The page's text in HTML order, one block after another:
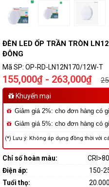
ĐÈN LED ỐP TRẦN TRÒN
ĐÔNG
Mã SP: OP-RD-LN12N170/12W-T
155,000₫ - 263,000₫
Khuyến mại
Giảm giá 2%: cho đơn hàng có
Giảm giá 5%: cho đơn hàng có
(*) Lưu ý: Không áp dụng đồng thời với
Chỉ số hoàn màu:
CRI>80
Điện áp:
150-
Tuổi thọ: